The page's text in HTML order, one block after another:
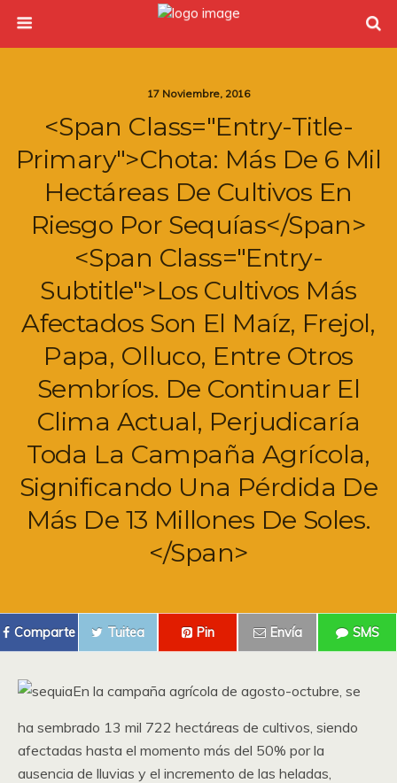
17 Noviembre, 2016
<span Class="entry-Title-
Primary">Chota: Más De 6 Mil
Hectáreas De Cultivos En
Riesgo Por Sequías</span>
<span Class="entry-
Subtitle">Los Cultivos Más
Afectados Son El Maíz, Frejol,
Papa, Olluco, Entre Otros
Sembríos. De Continuar El
Clima Actual, Perjudicaría
Toda La Campaña Agrícola,
Significando Una Pérdida De
Más De 13 Millones De Soles.
</span>
Comparte Tuitea Pin Envía SMS
En la campaña agrícola de agosto-octubre, se
ha sembrado 13 mil 722 hectáreas de cultivos, siendo
afectadas hasta el momento más del 50% por la
ausencia de lluvias y el incremento de las heladas,